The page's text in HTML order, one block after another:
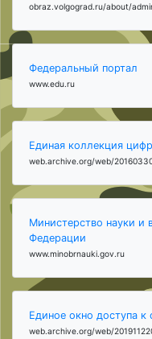
obraz.volgograd.ru/about/
Федеральный портал
www.edu.ru
Единая коллекция
web.archive.org/web/
Министерство науки и
Федерации
www.minobrnauki.gov.ru
Единое окно доступа
web.archive.org/web/